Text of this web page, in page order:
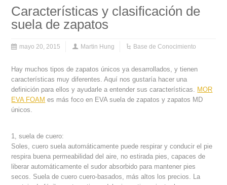
Características y clasificación de
suela de zapatos
mayo 20, 2015 Martin Hung Base de Conocimiento
Hay muchos tipos de zapatos únicos ya desarrollados, y tienen
características muy diferentes. Aquí nos gustaría hacer una
definición para ellos y ayudarle a entender sus características. MOR
EVA FOAM es más foco en EVA suela de zapatos y zapatos MD
únicos.
1, suela de cuero:
Soles, cuero suela automáticamente puede respirar y conducir el pie
respira buena permeabilidad del aire, no estirada pies, capaces de
liberar automáticamente el sudor absorbido para mantener pies
secos. Suela de cuero cuero-basados, más altos los precios. La